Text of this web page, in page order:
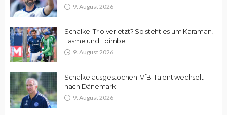
9. August 2026
Schalke-Trio verletzt? So steht es um Karaman,
Lasme und Ebimbe
9. August 2026
Schalke ausgestochen: VfB-Talent wechselt
nach Dänemark
9. August 2026